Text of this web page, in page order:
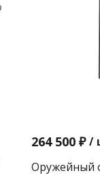
264 500 ₽ /
Оружейный